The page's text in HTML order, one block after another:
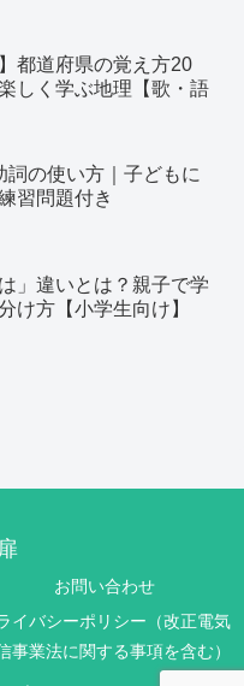
都道府県の覚え方20
しく学ぶ地理【歌・語
詞の使い方｜子どもに
習問題付き
」違いとは？親子で学
け方【小学生向け】
お問い合わせ
イバシーポリシー（改正電気
事業法に関する事項を含む）